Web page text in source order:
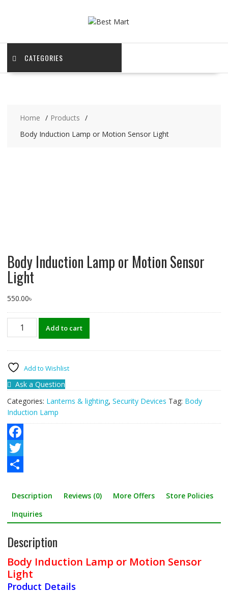
CATEGORIES
Home
Products
Body Induction Lamp or Motion Sensor Light
Body Induction Lamp or Motion Sensor
Light
550.00৳
Body
Induction
Motion
Sensor
Light
quantity
Add to cart
Add to Wishlist
Ask a Question
Categories: Lanterns & lighting, Security Devices Tag: Body
Induction Lamp
F
a
o
k
T
e
r
e
Description Reviews (0) More Offers
Store Policies
Inquiries
Description
Body Induction Lamp or Motion Sensor
Light
Product Details